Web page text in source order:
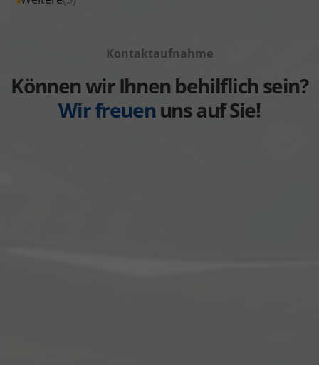
Volkswagen
anzeigen
Kontaktaufnahme
Können wir Ihnen behilflich sein?
Wir freuenuns auf Sie!